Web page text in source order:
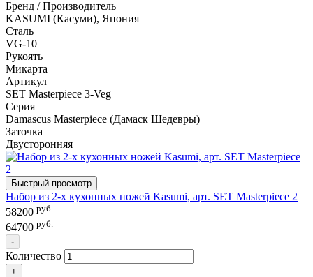
Бренд / Производитель
KASUMI (Касуми), Япония
Сталь
VG-10
Рукоять
Микарта
Артикул
SET Masterpiece 3-Veg
Серия
Damascus Masterpiece (Дамаск Шедевры)
Заточка
Двусторонняя
Быстрый просмотр
Набор из 2-х кухонных ножей Kasumi, арт. SET Masterpiece 2
58200 руб.
64700 руб.
-
Количество
+